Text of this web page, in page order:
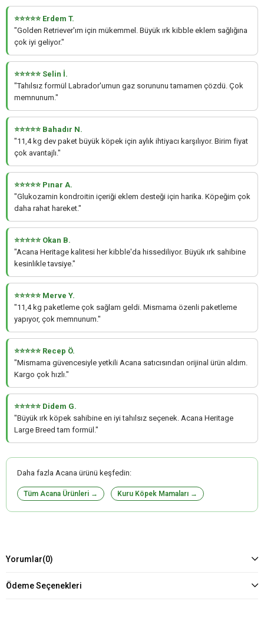
⭐⭐⭐⭐⭐ Erdem T.
"Golden Retriever'ım için mükemmel. Büyük ırk kibble eklem sağlığına
çok iyi geliyor."
⭐⭐⭐⭐⭐ Selin İ.
"Tahılsız formül Labrador'umun gaz sorununu tamamen çözdü. Çok
memnunum."
⭐⭐⭐⭐⭐ Bahadır N.
"11,4 kg dev paket büyük köpek için aylık ihtiyacı karşılıyor. Birim fiyat
çok avantajlı."
⭐⭐⭐⭐⭐ Pınar A.
"Glukozamin kondroitin içeriği eklem desteği için harika. Köpeğim çok
daha rahat hareket."
⭐⭐⭐⭐⭐ Okan B.
"Acana Heritage kalitesi her kibble'da hissediliyor. Büyük ırk sahibine
kesinlikle tavsiye."
⭐⭐⭐⭐⭐ Merve Y.
"11,4 kg paketleme çok sağlam geldi. Mismama özenli paketleme
yapıyor, çok memnunum."
⭐⭐⭐⭐⭐ Recep Ö.
"Mismama güvencesiyle yetkili Acana satıcısından orijinal ürün aldım.
Kargo çok hızlı."
⭐⭐⭐⭐⭐ Didem G.
"Büyük ırk köpek sahibine en iyi tahılsız seçenek. Acana Heritage
Large Breed tam formül."
Daha fazla Acana ürünü keşfedin:
Tüm Acana Ürünleri → Kuru Köpek Mamaları →
Yorumlar(0)
Ödeme Seçenekleri